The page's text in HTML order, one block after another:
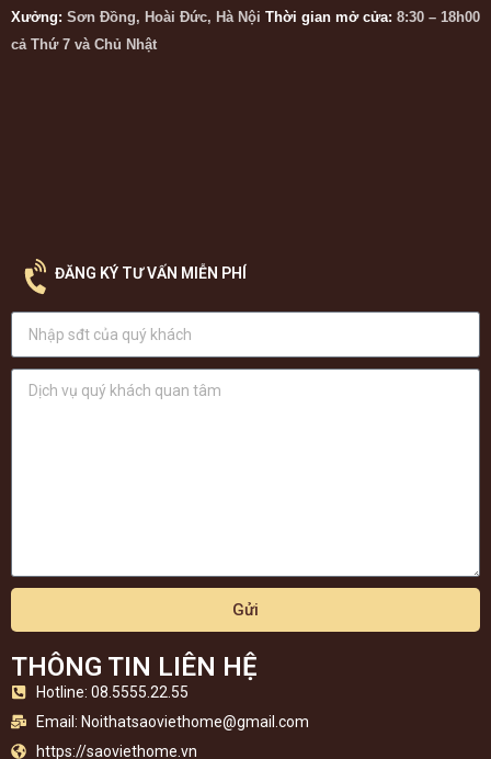
Xưởng: Sơn Đồng, Hoài Đức, Hà Nội Thời gian mở cửa: 8:30 – 18h00
cả Thứ 7 và Chủ Nhật
ĐĂNG KÝ TƯ VẤN MIỄN PHÍ
Gửi
THÔNG TIN LIÊN HỆ
Hotline: 08.5555.22.55
Email: Noithatsaoviethome@gmail.com
https://saoviethome.vn